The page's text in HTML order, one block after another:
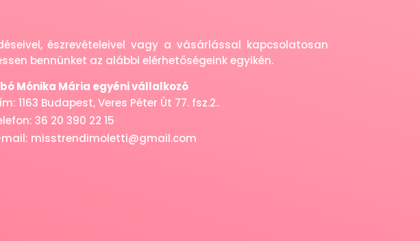
észrevételeivel vagy a vásárlással kapcsolatosan
bennünket az alábbi elérhetőségeink egyikén.
Mónika Mária egyéni vállalkozó
1163 Budapest, Veres Péter Út 77. fsz.2..
36 20 390 22 15
mail: misstrendimoletti@gmail.com